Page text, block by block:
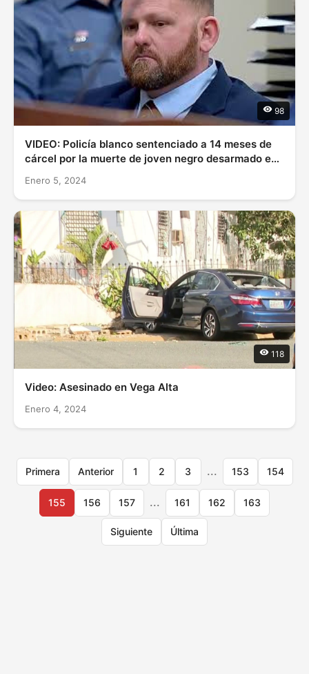
98
VIDEO: Policía blanco sentenciado a 14 meses de
cárcel por la muerte de joven negro desarmado en
Enero 5, 2024
118
Video: Asesinado en Vega Alta
Enero 4, 2024
Primera Anterior 1 2 3 ... 153 154
155 156 157 ... 161 162 163
Siguiente Última